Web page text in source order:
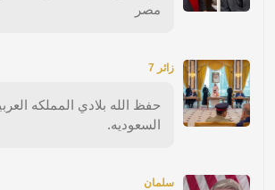
مصر
زائر 7
حفظ الله بلادي المملكه
السعوديه.
سلمان